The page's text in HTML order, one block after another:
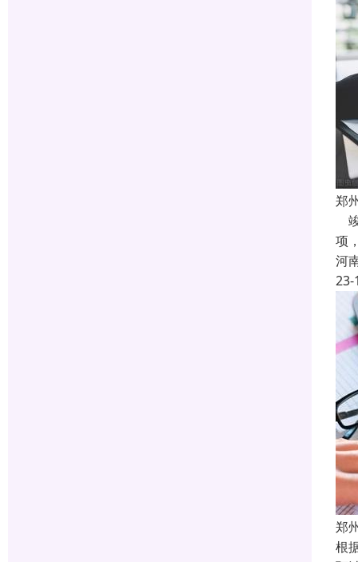
郑
项
河
23-
郑
根